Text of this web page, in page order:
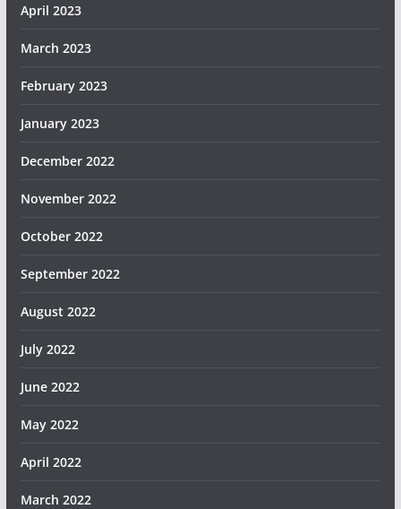
April 2023
March 2023
February 2023
January 2023
December 2022
November 2022
October 2022
September 2022
August 2022
July 2022
June 2022
May 2022
April 2022
March 2022